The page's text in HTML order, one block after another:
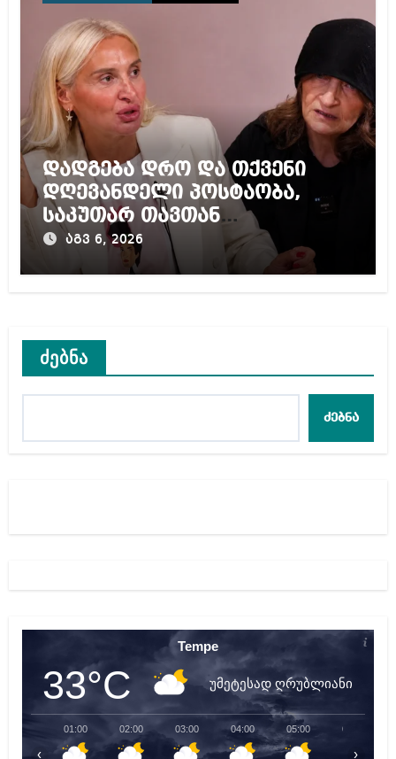
დადგება დრო და თქვენი
დღევანდელი პოსტაობა,
საკუთარ თავთან
შეგარცხვენთ – ეკა კუპატაძე
ნანუკა ჟორჟოლიანს
აგვ 6, 2026
ძებნა
ძებნა
Tempe
33°C უმეტესად ღრუბლიანი
01:00 02:00 03:00 04:00 05:00 06:00
‹ ›